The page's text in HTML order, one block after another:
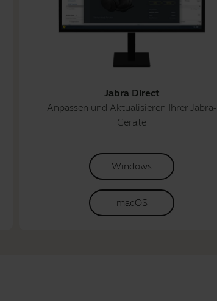
Jabra Direct
Anpassen und Aktualisieren Ihrer Jabra-
Geräte
Windows
macOS